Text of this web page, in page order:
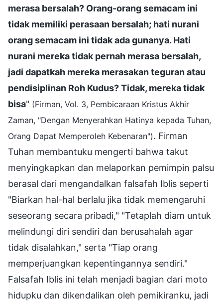
merasa bersalah? Orang-orang semacam ini
tidak memiliki perasaan bersalah; hati nurani
orang semacam ini tidak ada gunanya. Hati
nurani mereka tidak pernah merasa bersalah,
jadi dapatkah mereka merasakan teguran atau
pendisiplinan Roh Kudus? Tidak, mereka tidak
bisa" (Firman, Vol. 3, Pembicaraan Kristus Akhir
Zaman, "Dengan Menyerahkan Hatinya kepada Tuhan,
Orang Dapat Memperoleh Kebenaran"). Firman
Tuhan membantuku mengerti bahwa takut
menyingkapkan dan melaporkan pemimpin palsu
berasal dari mengandalkan falsafah Iblis seperti
"Biarkan hal-hal berlalu jika tidak memengaruhi
seseorang secara pribadi," "Tetaplah diam untuk
melindungi diri sendiri dan berusahalah agar
tidak disalahkan," serta "Tiap orang
memperjuangkan kepentingannya sendiri."
Falsafah Iblis ini telah menjadi bagian dari moto
hidupku dan dikendalikan oleh pemikiranku, jadi